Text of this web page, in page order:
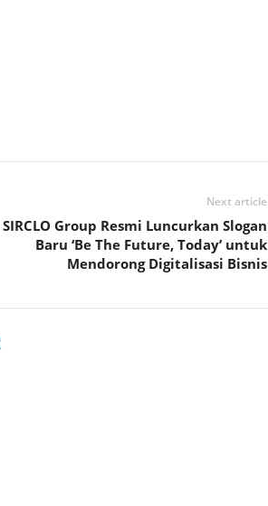
Next article
SIRCLO Group Resmi Luncurkan Slogan
Baru ‘Be The Future, Today’ untuk
Mendorong Digitalisasi Bisnis